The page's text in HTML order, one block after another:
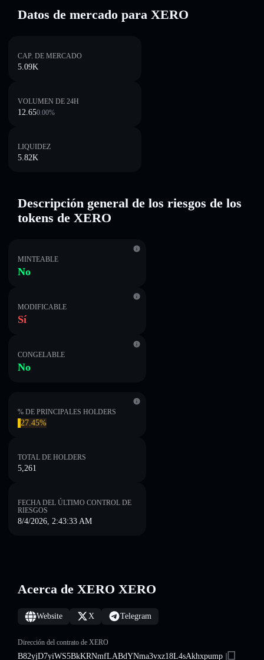
Datos de mercado para XERO
CAP. DE MERCADO
5.09K
VOLUMEN DE 24H
12.650.00%
LIQUIDEZ
5.82K
Descripción general de los riesgos de los
tokens de XERO
MINTEABLE
No
MODIFICABLE
Sí
CONGELABLE
No
% DE PRINCIPALES HOLDERS
27.45%
TOTAL DE HOLDERS
5,261
FECHA DEL ÚLTIMO CONTROL DE
RIESGOS
8/4/2026, 2:43:33 AM
Acerca de XERO XERO
Website X Telegram
Dirección del contrato de XERO
B82yjD7yiWS5BkKRNmfLABdYNma3vxz18L4sAkhxpump